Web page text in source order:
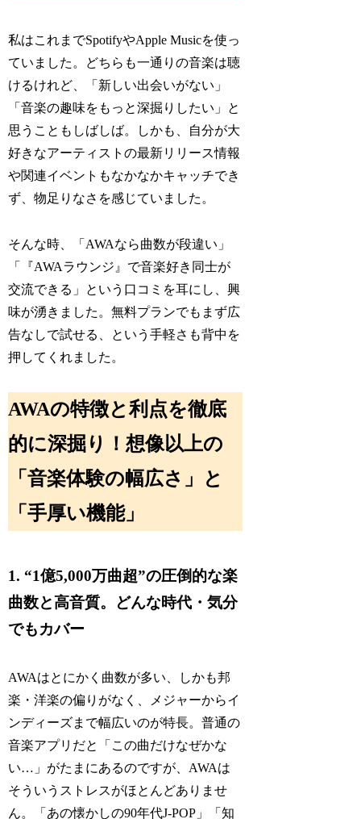
私はこれまでSpotifyやApple Musicを使っ
ていました。どちらも一通りの音楽は聴
けるけれど、「新しい出会いがない」
「音楽の趣味をもっと深掘りしたい」と
思うこともしばしば。しかも、自分が大
好きなアーティストの最新リリース情報
や関連イベントもなかなかキャッチでき
ず、物足りなさを感じていました。
そんな時、「AWAなら曲数が段違い」
「『AWAラウンジ』で音楽好き同士が
交流できる」という口コミを耳にし、興
味が湧きました。無料プランでもまず広
告なしで試せる、という手軽さも背中を
押してくれました。
AWAの特徴と利点を徹底
的に深掘り！想像以上の
「音楽体験の幅広さ」と
「手厚い機能」
1. “1億5,000万曲超”の圧倒的な楽
曲数と高音質。どんな時代・気分
でもカバー
AWAはとにかく曲数が多い、しかも邦
楽・洋楽の偏りがなく、メジャーからイ
ンディーズまで幅広いのが特長。普通の
音楽アプリだと「この曲だけなぜかな
い…」がたまにあるのですが、AWAは
そういうストレスがほとんどありませ
ん。「あの懐かしの90年代J-POP」「知